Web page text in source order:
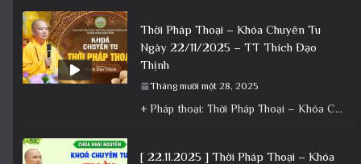
Thời Pháp Thoại – Khóa Chuyên Tu
Ngày 22/11/2025 – TT Thích Đạo
Thịnh
Tháng mười một 28, 2025
+ Pháp thoại: Thời Pháp Thoại – Khóa Chuyên Tu Ngày 22/11/2025 – TT Thích Đạo Thịnh + Album: Pháp
[ 22.11.2025 ] Thời Pháp Thoại – Khóa